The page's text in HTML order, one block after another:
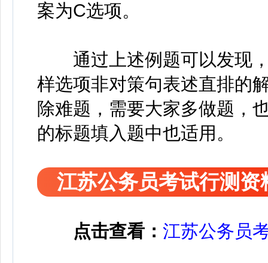
案为C选项。
通过上述例题可以发现，
样选项非对策句表述直排的
除难题，需要大家多做题，
的标题填入题中也适用。
江苏公务员考试行测资
点击查看： 江苏公务员